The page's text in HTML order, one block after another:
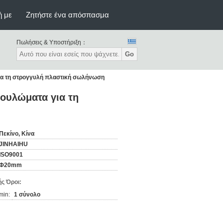
με Ζητήστε ένα απόσπασμα
Πωλήσεις & Υποστήριξη：
Go
τη στρογγυλή πλαστική σωλήνωση
για τη
Πεκίνο, Κίνα
ISO9001
Όροι:
1 σύνολο